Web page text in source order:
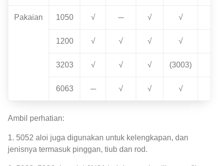
Pakaian 1050 √ ─ √ √
1200 √ √ √ √
3203 √ √ √ (3003)
6063 ─ √ √ √
Ambil perhatian:
1. 5052 aloi juga digunakan untuk kelengkapan, dan
jenisnya termasuk pinggan, tiub dan rod.